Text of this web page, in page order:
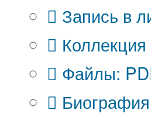
Запись в
Файлы: